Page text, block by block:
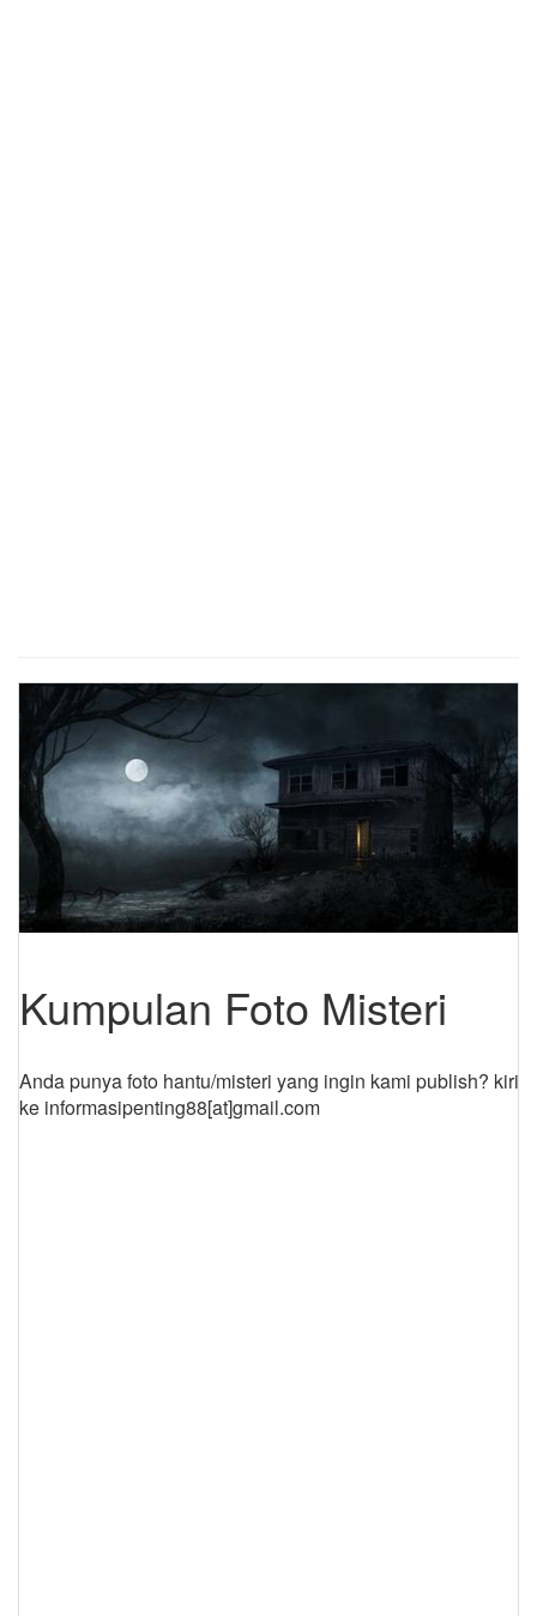
Kumpulan Foto Misteri
Anda punya foto hantu/misteri yang ingin kami publish? kirim
ke informasipenting88[at]gmail.com